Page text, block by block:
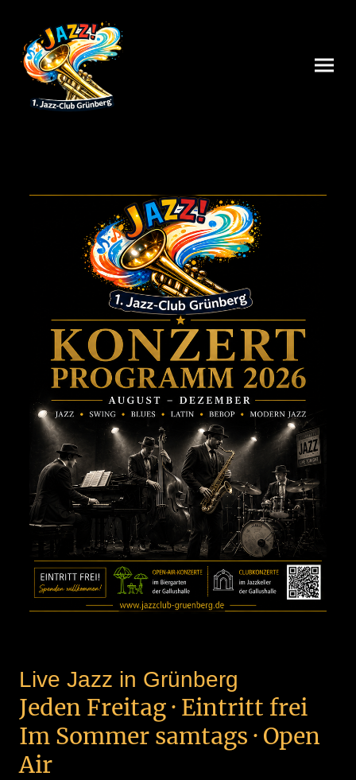
Live Jazz in Grünberg
Jeden Freitag · Eintritt frei
Im Sommer samtags · Open
Air